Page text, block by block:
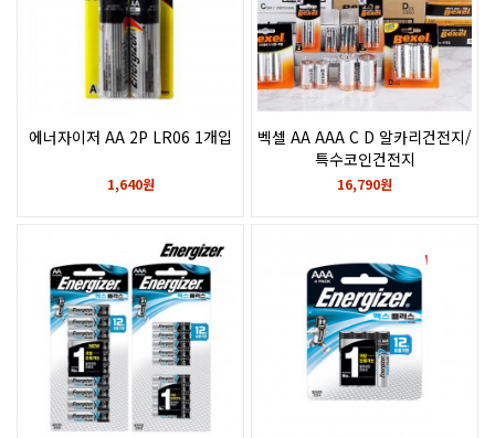
에너자이저 AA 2P LR06 1개입
1,640원
벡셀 AA AAA C D 알카리건전지/
특수코인건전지
2016,2025,A76,2032,
16,790원